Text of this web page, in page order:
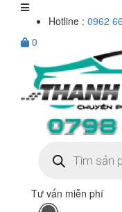
Hotline : 0962
0
kiếm
sản
Tư vấn miễn phí